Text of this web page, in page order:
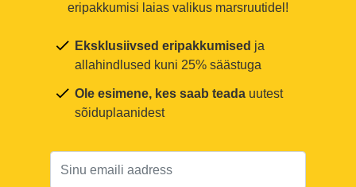
eripakkumisi laias valikus marsruutidel!
Eksklusiivsed eripakkumised ja
allahindlused kuni 25% säästuga
Ole esimene, kes saab teada uutest
sõiduplaanidest